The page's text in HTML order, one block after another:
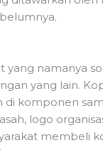
yang namanya
yang lain.
komponen
logo
membeli